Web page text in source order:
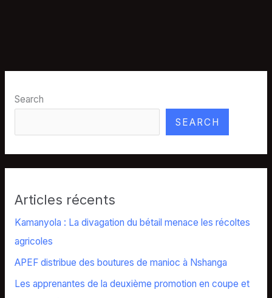
Search
SEARCH
Articles récents
Kamanyola : La divagation du bétail menace les récoltes
agricoles
APEF distribue des boutures de manioc à Nshanga
Les apprenantes de la deuxième promotion en coupe et